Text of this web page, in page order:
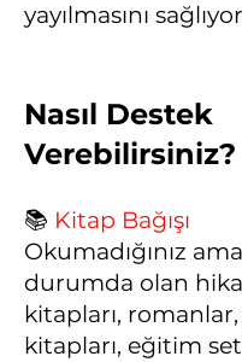
yayılmasını
Nasıl Destek
Verebilirsiniz?
📚 Kitap Bağışı
Okumadığınız
durumda olan
kitapları,
kitapları, eğitim